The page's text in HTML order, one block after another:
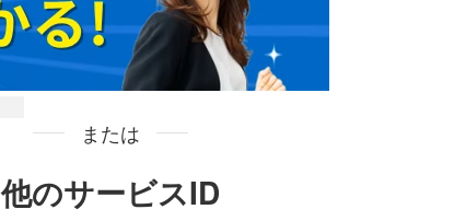
または
他のサービスID